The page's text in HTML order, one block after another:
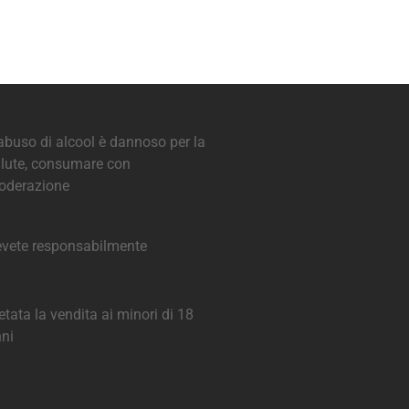
di alcool è dannoso per la
consumare con
responsabilmente
la vendita ai minori di 18